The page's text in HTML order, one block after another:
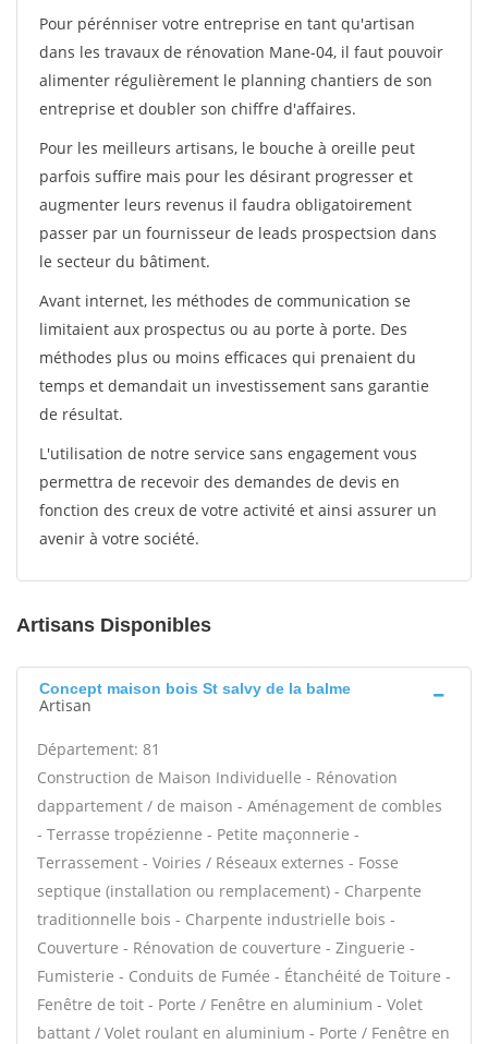
Pour pérénniser votre entreprise en tant qu'artisan
dans les travaux de rénovation Mane-04, il faut pouvoir
alimenter régulièrement le planning chantiers de son
entreprise et doubler son chiffre d'affaires.
Pour les meilleurs artisans, le bouche à oreille peut
parfois suffire mais pour les désirant progresser et
augmenter leurs revenus il faudra obligatoirement
passer par un fournisseur de leads prospectsion dans
le secteur du bâtiment.
Avant internet, les méthodes de communication se
limitaient aux prospectus ou au porte à porte. Des
méthodes plus ou moins efficaces qui prenaient du
temps et demandait un investissement sans garantie
de résultat.
L'utilisation de notre service sans engagement vous
permettra de recevoir des demandes de devis en
fonction des creux de votre activité et ainsi assurer un
avenir à votre société.
Artisans Disponibles
Concept maison bois St salvy de la balme
Artisan
Département: 81
Construction de Maison Individuelle - Rénovation
dappartement / de maison - Aménagement de combles
- Terrasse tropézienne - Petite maçonnerie -
Terrassement - Voiries / Réseaux externes - Fosse
septique (installation ou remplacement) - Charpente
traditionnelle bois - Charpente industrielle bois -
Couverture - Rénovation de couverture - Zinguerie -
Fumisterie - Conduits de Fumée - Étanchéité de Toiture -
Fenêtre de toit - Porte / Fenêtre en aluminium - Volet
battant / Volet roulant en aluminium - Porte / Fenêtre en